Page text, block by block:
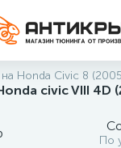
Honda Civic 8
civic VIII 4D
По